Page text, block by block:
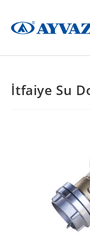
İtfaiye Su